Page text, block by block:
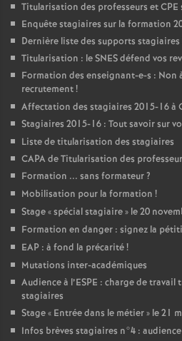
Titularisation des professeurs etCPE
Enquête stagiaires sur la formation
Dernière liste des supports
Titularisation : leSNESdéfend vos
Formation des enseignant-e-s : Non
recrutement!
Affectation des stagiaires 2015-16 à
Stagiaires 2015-16 : Tout savoir sur
Liste de titularisation des stagiaires
CAPAde Titularisation des
Formation ... sans formateur?
Mobilisation pour la formation !
Stage «spécial stagiaire» le 20
Formation en danger : signez la
EAP : à fond la précarité!
Mutations inter-académiques
Audience à l’ESPE : charge de travail
stagiaires
Stage « Entrée dans le métier» le 21
Infos brèves stagiaires n°4 : audience